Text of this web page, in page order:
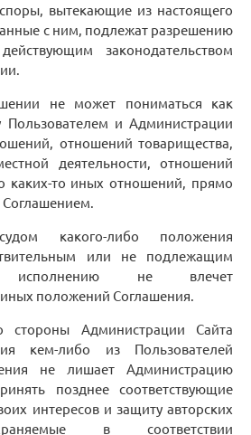
вытекающие из настоящего
с ним, подлежат разрешению
законодательством
не может пониматься как
Пользователем и Администрации
отношений товарищества,
деятельности, отношений
каких-то иных отношений, прямо
какого-либо положения
или не подлежащим
исполнению не влечет
иных положений Соглашения.
стороны Администрации Сайта
кем-либо из Пользователей
не лишает Администрацию
позднее соответствующие
интересов и защиту авторских
в соответствии